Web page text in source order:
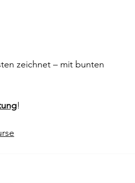
zeichnet – mit bunten
!